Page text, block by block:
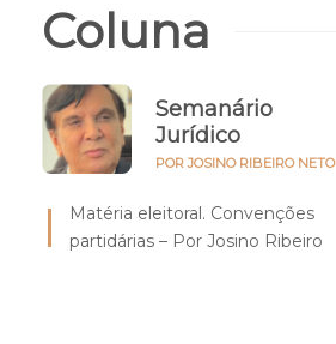
Coluna
Semanário
Jurídico
POR JOSINO RIBEIRO NETO
Matéria eleitoral. Convenções
partidárias – Por Josino Ribeiro